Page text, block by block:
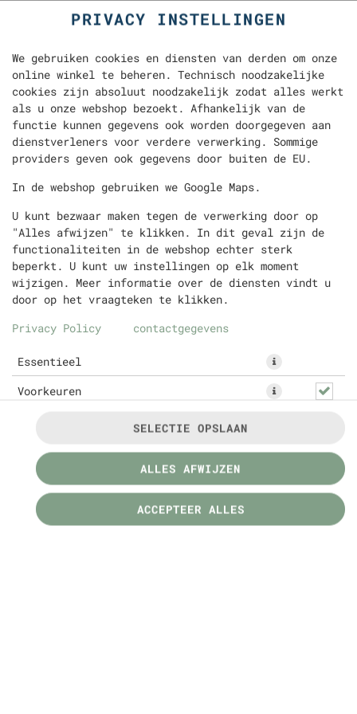
PRIVACY INSTELLINGEN
We gebruiken cookies en diensten van derden om onze
online winkel te beheren. Technisch noodzakelijke
cookies zijn absoluut noodzakelijk zodat alles werkt
als u onze webshop bezoekt. Afhankelijk van de
functie kunnen gegevens ook worden doorgegeven aan
dienstverleners voor verdere verwerking. Sommige
providers geven ook gegevens door buiten de EU.
In de webshop gebruiken we Google Maps.
U kunt bezwaar maken tegen de verwerking door op
"Alles afwijzen" te klikken. In dit geval zijn de
functionaliteiten in de webshop echter sterk
beperkt. U kunt uw instellingen op elk moment
wijzigen. Meer informatie over de diensten vindt u
door op het vraagteken te klikken.
Privacy Policy
contactgegevens
Essentieel
Voorkeuren
SELECTIE OPSLAAN
ALLES AFWIJZEN
ACCEPTEER ALLES
SCHOTEL KIPDÖNER
keuze, dagverse salade, Turks brood of pita's en
een saus naar keuze
€ 16,99 *